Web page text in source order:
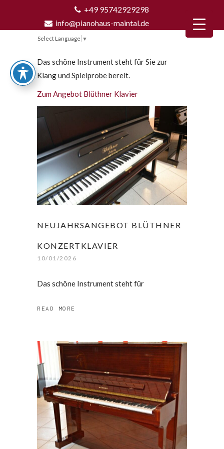
+49 95742929298
info@pianohaus-maintal.de
Select Language ▼
Das schöne Instrument steht für Sie zur
Klang und Spielprobe bereit.
Zum Angebot Blüthner Klavier
NEUJAHRSANGEBOT BLÜTHNER
KONZERTKLAVIER
10/01/2026
Das schöne Instrument steht für
READ MORE